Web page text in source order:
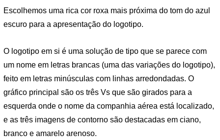
Escolhemos uma rica cor roxa mais próxima do tom do azul
escuro para a apresentação do logotipo.
O logotipo em si é uma solução de tipo que se parece com
um nome em letras brancas (uma das variações do logotipo),
feito em letras minúsculas com linhas arredondadas. O
gráfico principal são os três Vs que são girados para a
esquerda onde o nome da companhia aérea está localizado,
e as três imagens de contorno são destacadas em ciano,
branco e amarelo arenoso.